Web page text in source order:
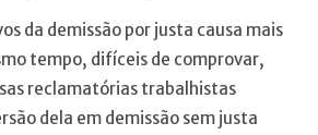
da demissão por justa causa mais
tempo, difíceis de comprovar,
reclamatórias trabalhistas
dela em demissão sem justa